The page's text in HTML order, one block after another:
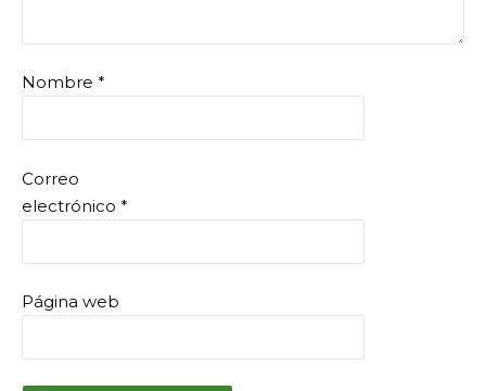
Nombre *
Correo
electrónico *
Página web